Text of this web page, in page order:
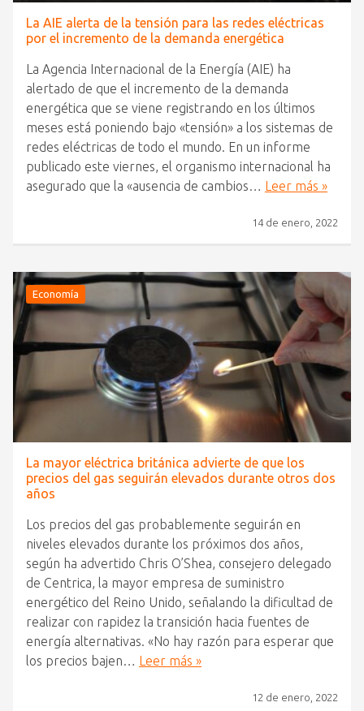
La AIE alerta de la tensión para las redes eléctricas
por el incremento de la demanda energética
La Agencia Internacional de la Energía (AIE) ha
alertado de que el incremento de la demanda
energética que se viene registrando en los últimos
meses está poniendo bajo «tensión» a los sistemas de
redes eléctricas de todo el mundo. En un informe
publicado este viernes, el organismo internacional ha
asegurado que la «ausencia de cambios… Leer más »
14 de enero, 2022
Economía
La mayor eléctrica británica advierte de que los
precios del gas seguirán elevados durante otros dos
años
Los precios del gas probablemente seguirán en
niveles elevados durante los próximos dos años,
según ha advertido Chris O’Shea, consejero delegado
de Centrica, la mayor empresa de suministro
energético del Reino Unido, señalando la dificultad de
realizar con rapidez la transición hacia fuentes de
energía alternativas. «No hay razón para esperar que
los precios bajen… Leer más »
12 de enero, 2022